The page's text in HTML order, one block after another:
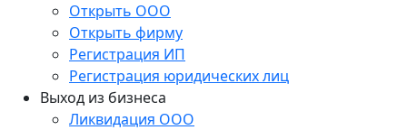
Открыть ООО
Открыть фирму
Регистрация ИП
Регистрация юридических лиц
Выход из бизнеса
Ликвидация ООО